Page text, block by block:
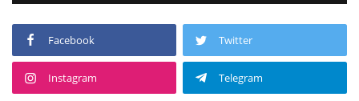
Galleria
Shop
Facebook Twitter
Instagram Telegram